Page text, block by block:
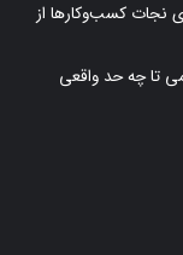
نجات کسب‌وکارها از
تا چه حد واقعی